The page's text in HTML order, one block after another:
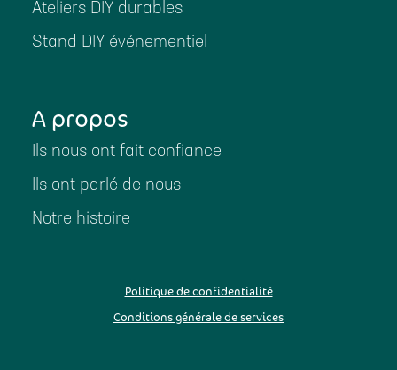
Ateliers DIY durables
Stand DIY événementiel
A propos
Ils nous ont fait confiance
Ils ont parlé de nous
Notre histoire
Politique de confidentialité
Conditions générale de services